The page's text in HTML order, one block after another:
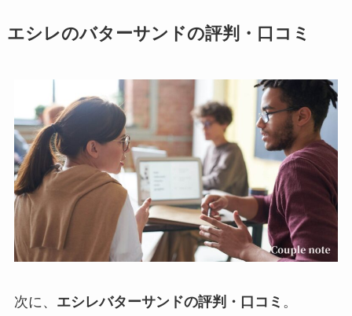
エシレのバターサンドの評判・口コミ
次に、 エシレバターサンドの評判・口コミ 。